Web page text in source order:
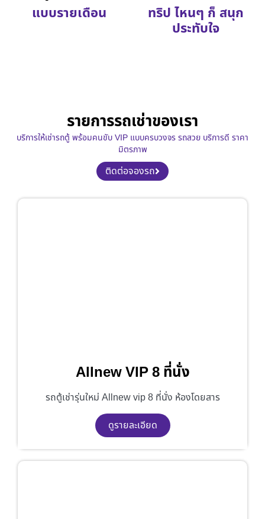
แบบรายเดือน ทริป ไหนๆ ก็ สนุก
ประทับใจ
รายการรถเช่าของเรา
บริการให้เช่ารถตู้ พร้อมคนขับ VIP แบบครบวงจร รถสวย บริการดี ราคา
มิตรภาพ
ติดต่อจองรถ
Allnew VIP 8 ที่นั่ง
รถตู้เช่ารุ่นใหม่ Allnew vip 8 ที่นั่ง ห้องโดยสาร
ดูรายละเอียด